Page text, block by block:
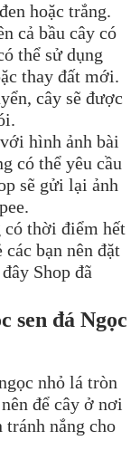
hoặc trắng.
cả bầu cây có
thể sử dụng
thay đất mới.
cây sẽ được
hình ảnh bài
có thể yêu cầu
sẽ gửi lại ảnh
có thời điểm hết
bạn nên đặt
Shop đã
sen đá Ngọc
nhỏ lá tròn
để cây ở nơi
tránh nắng cho